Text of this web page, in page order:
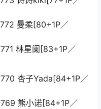
曼柔[80+1P／
林星阑[83+1P／
杏子Yada[84+1P／
熊小诺[84+1P／